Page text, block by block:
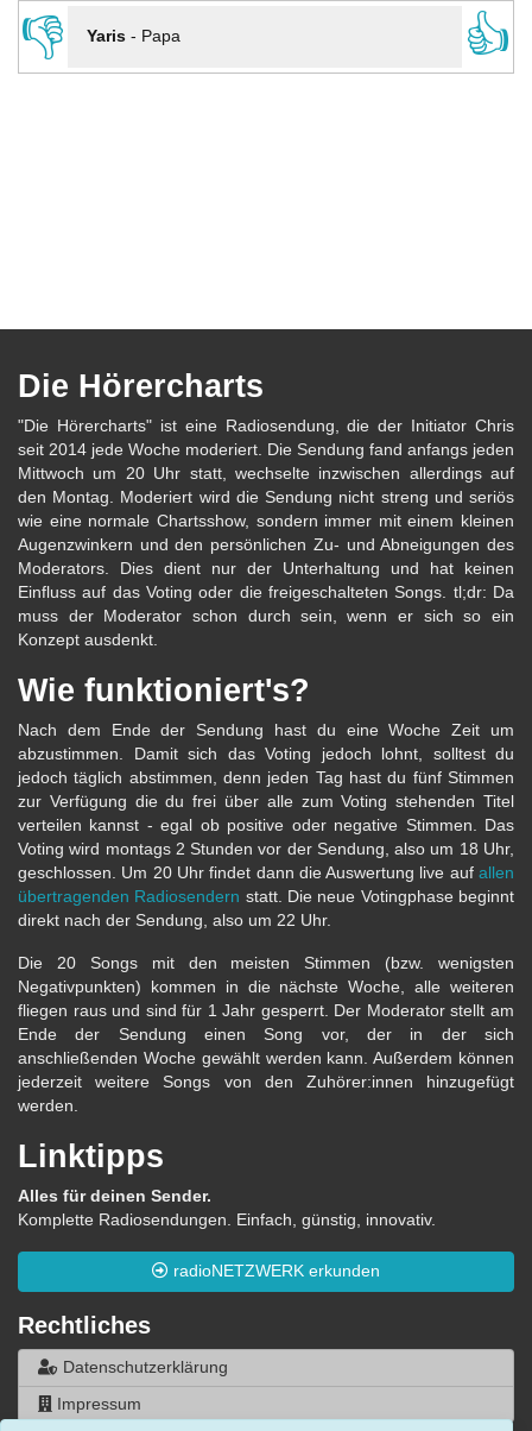
👎
Yaris- Papa 👍
Die Hörercharts
"Die Hörercharts" ist eine Radiosendung, die der Initiator Chris
seit 2014 jede Woche moderiert. Die Sendung fand anfangs jeden
Mittwoch um 20 Uhr statt, wechselte inzwischen allerdings auf
den Montag. Moderiert wird die Sendung nicht streng und seriös
wie eine normale Chartsshow, sondern immer mit einem kleinen
Augenzwinkern und den persönlichen Zu- und Abneigungen des
Moderators. Dies dient nur der Unterhaltung und hat keinen
Einfluss auf das Voting oder die freigeschalteten Songs. tl;dr: Da
muss der Moderator schon durch sein, wenn er sich so ein
Konzept ausdenkt.
Wie funktioniert's?
Nach dem Ende der Sendung hast du eine Woche Zeit um
abzustimmen. Damit sich das Voting jedoch lohnt, solltest du
jedoch täglich abstimmen, denn jeden Tag hast du fünf Stimmen
zur Verfügung die du frei über alle zum Voting stehenden Titel
verteilen kannst - egal ob positive oder negative Stimmen. Das
Voting wird montags 2 Stunden vor der Sendung, also um 18 Uhr,
geschlossen. Um 20 Uhr findet dann die Auswertung live auf allen
übertragenden Radiosendern statt. Die neue Votingphase beginnt
direkt nach der Sendung, also um 22 Uhr.
Die 20 Songs mit den meisten Stimmen (bzw. wenigsten
Negativpunkten) kommen in die nächste Woche, alle weiteren
fliegen raus und sind für 1 Jahr gesperrt. Der Moderator stellt am
Ende der Sendung einen Song vor, der in der sich
anschließenden Woche gewählt werden kann. Außerdem können
jederzeit weitere Songs von den Zuhörer:innen hinzugefügt
werden.
Linktipps
Alles für deinen Sender.
Komplette Radiosendungen. Einfach, günstig, innovativ.
radioNETZWERK erkunden
Rechtliches
Datenschutzerklärung
Impressum